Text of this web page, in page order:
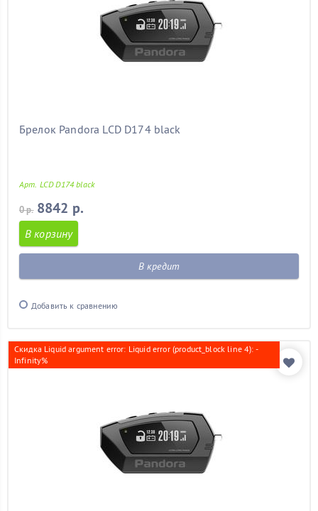
Брелок Pandora LCD D174 black
Арт. LCD D174 black
0 р. 8842 р.
В корзину
В кредит
Добавить к сравнению
Скидка Liquid argument error: Liquid error (product_block line 4): -
Infinity%